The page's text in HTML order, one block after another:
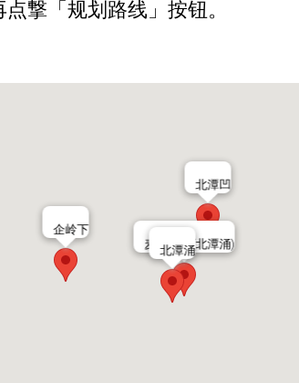
撃「规划路线」按钮。
北潭涌
麦理浩径(北潭涌)
北潭凹
企岭下